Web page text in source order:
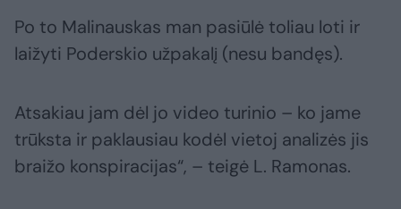
Po to Malinauskas man pasiūlė toliau loti ir
laižyti Poderskio užpakalį (nesu bandęs).
Atsakiau jam dėl jo video turinio – ko jame
trūksta ir paklausiau kodėl vietoj analizės jis
braižo konspiracijas“, – teigė L. Ramonas.